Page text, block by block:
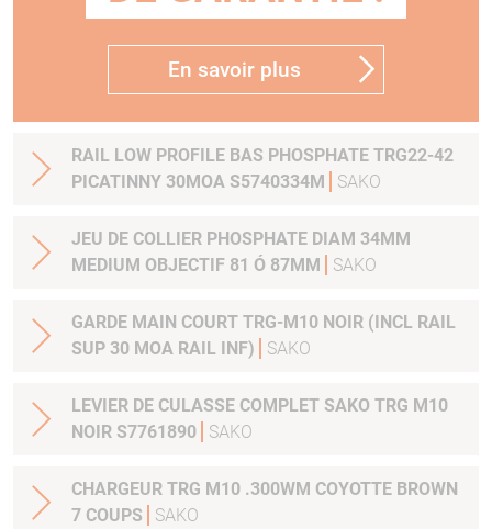
En savoir plus
RAIL LOW PROFILE BAS PHOSPHATE TRG22-42
PICATINNY 30MOA S5740334M
SAKO
JEU DE COLLIER PHOSPHATE DIAM 34MM
MEDIUM OBJECTIF 81 Ó 87MM
SAKO
GARDE MAIN COURT TRG-M10 NOIR (INCL RAIL
SUP 30 MOA RAIL INF)
SAKO
LEVIER DE CULASSE COMPLET SAKO TRG M10
NOIR S7761890
SAKO
CHARGEUR TRG M10 .300WM COYOTTE BROWN
7 COUPS
SAKO